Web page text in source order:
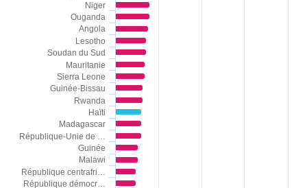
Niger
Ouganda
Angola
Lesotho
Soudan du Sud
Mauritanie
Sierra Leone
Guinée-Bissau
Rwanda
Haïti
Madagascar
République-Unie de …
Guinée
Malawi
République centrafri…
République démocr…